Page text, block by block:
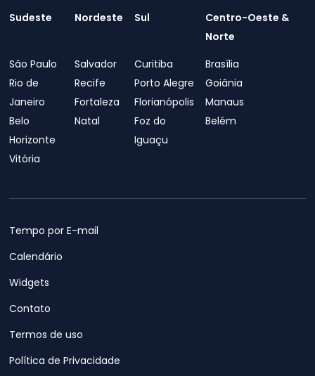
Sudeste
São Paulo
Rio de
Janeiro
Belo
Horizonte
Vitória
Nordeste
Salvador
Recife
Fortaleza
Natal
Sul
Curitiba
Porto Alegre
Florianópolis
Foz do
Iguaçu
Centro-Oeste &
Norte
Brasília
Goiânia
Manaus
Belém
Tempo por E-mail
Calendário
Widgets
Contato
Termos de uso
Política de Privacidade